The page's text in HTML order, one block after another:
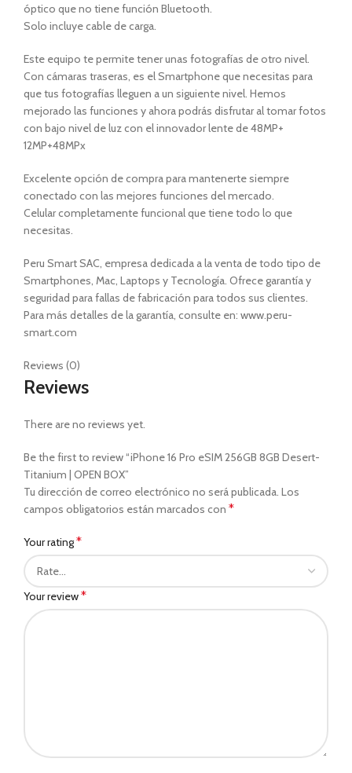
óptico que no tiene función Bluetooth.
Solo incluye cable de carga.
Este equipo te permite tener unas fotografías de otro nivel.
Con cámaras traseras, es el Smartphone que necesitas para
que tus fotografías lleguen a un siguiente nivel. Hemos
mejorado las funciones y ahora podrás disfrutar al tomar fotos
con bajo nivel de luz con el innovador lente de 48MP+
12MP+48MPx
Excelente opción de compra para mantenerte siempre
conectado con las mejores funciones del mercado.
Celular completamente funcional que tiene todo lo que
necesitas.
Peru Smart SAC, empresa dedicada a la venta de todo tipo de
Smartphones, Mac, Laptops y Tecnología. Ofrece garantía y
seguridad para fallas de fabricación para todos sus clientes.
Para más detalles de la garantía, consulte en: www.peru-
smart.com
Reviews (0)
Reviews
There are no reviews yet.
Be the first to review “iPhone 16 Pro eSIM 256GB 8GB Desert-
Titanium | OPEN BOX”
Tu dirección de correo electrónico no será publicada. Los
campos obligatorios están marcados con *
Your rating*
Your review*